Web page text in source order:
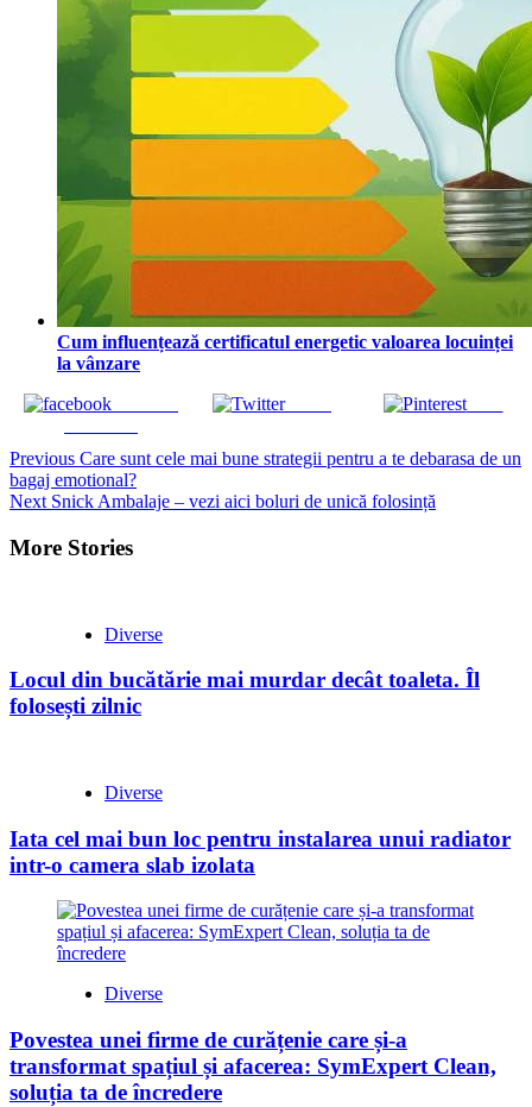
Cum influențează certificatul energetic valoarea locuinței
la vânzare
Tweet Save
Continue
Reading
Previous Care sunt cele mai bune strategii pentru a te debarasa de un
bagaj emotional?
Next Snick Ambalaje – vezi aici boluri de unică folosință
More Stories
Diverse
Locul din bucătărie mai murdar decât toaleta. Îl
folosești zilnic
Diverse
Iata cel mai bun loc pentru instalarea unui radiator
intr-o camera slab izolata
Diverse
Povestea unei firme de curățenie care și-a
transformat spațiul și afacerea: SymExpert Clean,
soluția ta de încredere